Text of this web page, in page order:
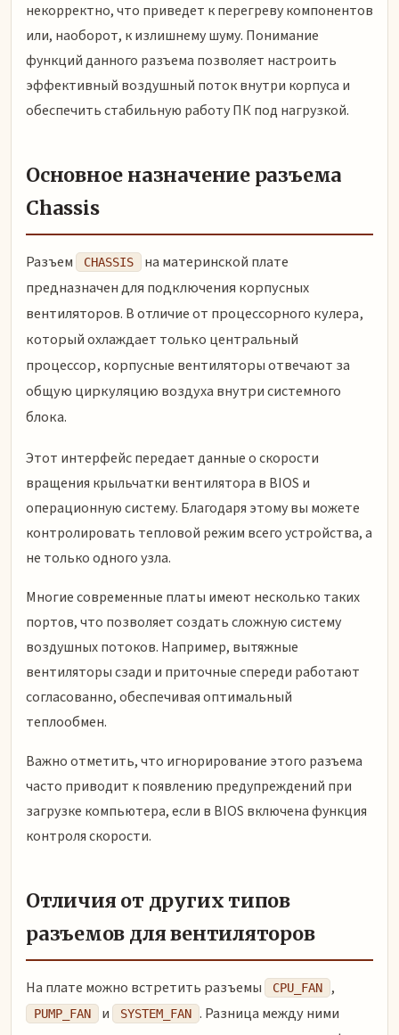
некорректно, что приведет к перегреву компонентов
или, наоборот, к излишнему шуму. Понимание
функций данного разъема позволяет настроить
эффективный воздушный поток внутри корпуса и
обеспечить стабильную работу ПК под нагрузкой.
Основное назначение разъема
Chassis
Разъем CHASSIS
на материнской плате
предназначен для подключения корпусных
вентиляторов. В отличие от процессорного кулера,
который охлаждает только центральный
процессор, корпусные вентиляторы отвечают за
общую циркуляцию воздуха внутри системного
блока.
Этот интерфейс передает данные о скорости
вращения крыльчатки вентилятора в BIOS и
операционную систему. Благодаря этому вы можете
контролировать тепловой режим всего устройства, а
не только одного узла.
Многие современные платы имеют несколько таких
портов, что позволяет создать сложную систему
воздушных потоков. Например, вытяжные
вентиляторы сзади и приточные спереди работают
согласованно, обеспечивая оптимальный
теплообмен.
Важно отметить, что игнорирование этого разъема
часто приводит к появлению предупреждений при
загрузке компьютера, если в BIOS включена функция
контроля скорости.
Отличия от других типов
разъемов для вентиляторов
На плате можно встретить разъемы CPU_FAN ,
PUMP_FAN и SYSTEM_FAN . Разница между ними